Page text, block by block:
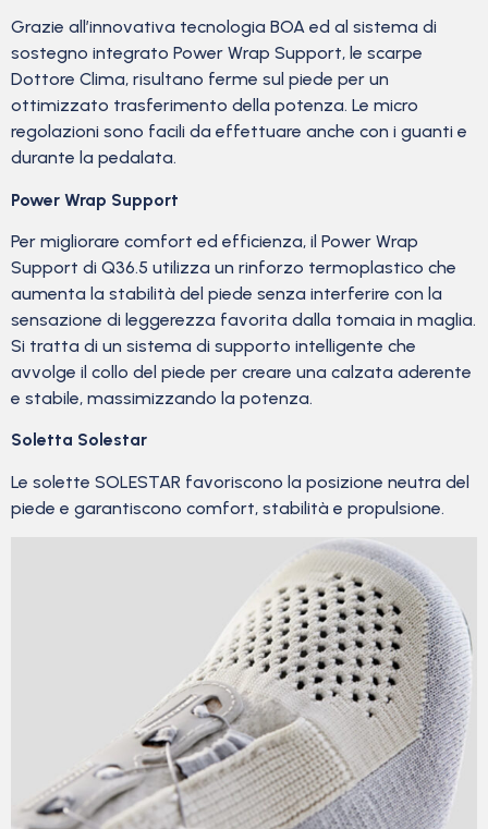
Grazie all’innovativa tecnologia BOA ed al sistema di
sostegno integrato Power Wrap Support, le scarpe
Dottore Clima, risultano ferme sul piede per un
ottimizzato trasferimento della potenza. Le micro
regolazioni sono facili da effettuare anche con i guanti e
durante la pedalata.
Power Wrap Support
Per migliorare comfort ed efficienza, il Power Wrap
Support di Q36.5 utilizza un rinforzo termoplastico che
aumenta la stabilità del piede senza interferire con la
sensazione di leggerezza favorita dalla tomaia in maglia.
Si tratta di un sistema di supporto intelligente che
avvolge il collo del piede per creare una calzata aderente
e stabile, massimizzando la potenza.
Soletta Solestar
Le solette SOLESTAR favoriscono la posizione neutra del
piede e garantiscono comfort, stabilità e propulsione.